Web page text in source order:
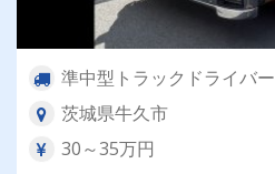
準中型トラックドライバー
茨城県牛久市
30～35万円